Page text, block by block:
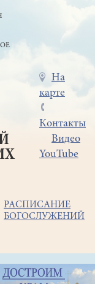
Меню
в
шапке
На
карте
Контакты
Видео
YouTube
РАСПИСАНИЕ
БОГОСЛУЖЕНИЙ